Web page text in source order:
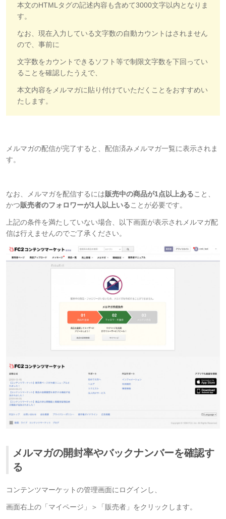
本文のHTMLタグの記述内容も含めて3000文字以内となりま
す。
なお、現在入力している文字数の自動カウントはされません
ので、事前に
文字数をカウントできるソフト等で制限文字数を下回ってい
ることを確認したうえで、
本文内容をメルマガに貼り付けていただくことをおすすめい
たします。
メルマガの配信が完了すると、配信済みメルマガ一覧に表示されま
す。
なお、メルマガを配信するには販売中の商品が1点以上あること、
かつ販売者のフォロワーが1人以上いることが必要です。
上記の条件を満たしていない場合、以下画面が表示されメルマガ配
信は行えませんのでご了承ください。
メルマガの開封率やバックナンバーを確認す
る
コンテンツマーケットの管理画面にログインし、
画面右上の「マイページ」＞「販売者」をクリックします。